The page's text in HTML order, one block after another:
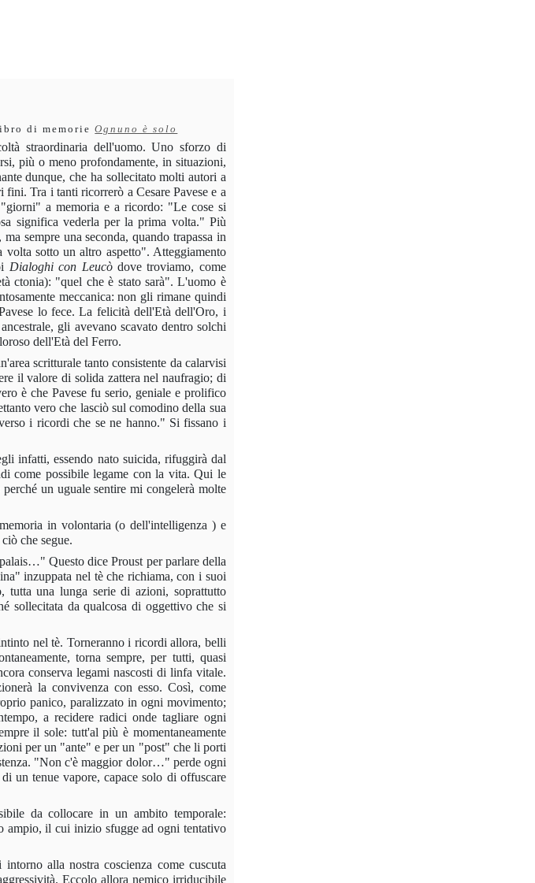
di memorieOgnuno è solo
straordinaria dell'uomo. Uno sforzo di
più o meno profondamente, in situazioni,
dunque, che ha sollecitato molti autori a
Tra i tanti ricorrerò a Cesare Pavese e a
a memoria e a ricordo: "Le cose si
significa vederla per la prima volta." Più
sempre una seconda, quando trapassa in
sotto un altro aspetto". Atteggiamento
Dialoghi con Leucòdove troviamo, come
ctonia): "quel che è stato sarà". L'uomo è
meccanica: non gli rimane quindi
lo fece. La felicità dell'Età dell'Oro, i
gli avevano scavato dentro solchi
dell'Età del Ferro.
scritturale tanto consistente da calarvisi
il valore di solida zattera nel naufragio; di
è che Pavese fu serio, geniale e prolifico
vero che lasciò sul comodino della sua
i ricordi che se ne hanno." Si fissano i
infatti, essendo nato suicida, rifuggirà dal
come possibile legame con la vita. Qui le
un uguale sentire mi congelerà molte
in volontaria (o dell'intelligenza ) e
che segue.
palais…"Questo dice Proust per parlare della
inzuppata nel tè che richiama, con i suoi
tutta una lunga serie di azioni, soprattutto
sollecitata da qualcosa di oggettivo che si
nel tè. Torneranno i ricordi allora, belli
torna sempre, per tutti, quasi
conserva legami nascosti di linfa vitale.
la convivenza con esso. Così, come
panico, paralizzato in ogni movimento;
a recidere radici onde tagliare ogni
il sole: tutt'al più è momentaneamente
per un "ante" e per un "post" che li porti
"Non c'è maggior dolor…" perde ogni
un tenue vapore, capace solo di offuscare
da collocare in un ambito temporale:
ampio, il cui inizio sfugge ad ogni tentativo
alla nostra coscienza come cuscuta
Eccolo allora nemico irriducibile